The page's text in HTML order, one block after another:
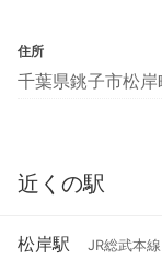
住所
千葉県銚子市松
近くの駅
松岸駅 JR総武本